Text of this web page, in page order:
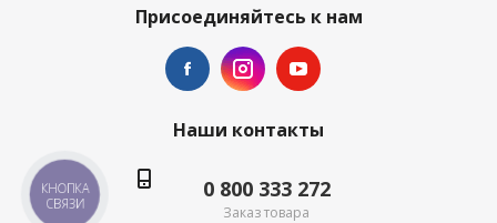
Присоединяйтесь к нам
Наши контакты
0 800 333 272
Заказ товара
КНОПКА
СВЯЗИ